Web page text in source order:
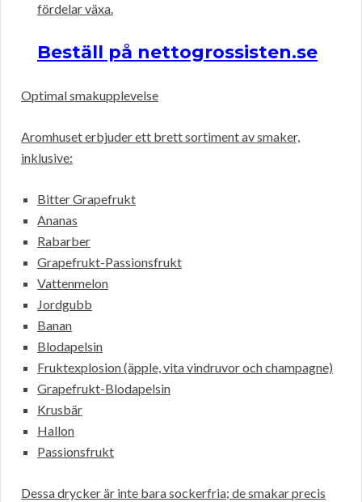
fördelar växa.
Beställ på nettogrossisten.se
Optimal smakupplevelse
Aromhuset erbjuder ett brett sortiment av smaker,
inklusive:
Bitter Grapefrukt
Ananas
Rabarber
Grapefrukt-Passionsfrukt
Vattenmelon
Jordgubb
Banan
Blodapelsin
Fruktexplosion (äpple, vita vindruvor och champagne)
Grapefrukt-Blodapelsin
Krusbär
Hallon
Passionsfrukt
Dessa drycker är inte bara sockerfria; de smakar precis